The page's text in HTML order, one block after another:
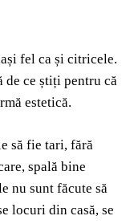
fel ca și citricele.
de ce știți pentru că
estetică.
să fie tari, fără
spală bine
nu sunt făcute să
locuri din casă, se